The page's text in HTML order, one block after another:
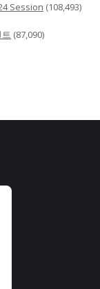
Session (108,493)
(87,090)